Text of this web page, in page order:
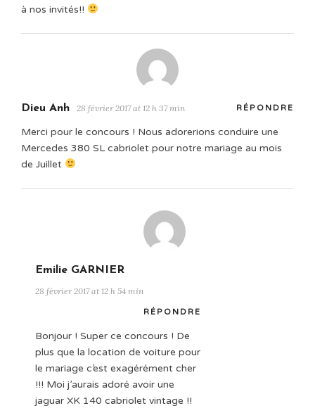
à nos invités!!
Dieu Anh 28 février 2017 at 12 h 37 min RÉPONDRE
Merci pour le concours ! Nous adorerions conduire une
Mercedes 380 SL cabriolet pour notre mariage au mois
de Juillet
Emilie GARNIER
28 février 2017 at 12 h 54 min
RÉPONDRE
Bonjour ! Super ce concours ! De
plus que la location de voiture pour
le mariage c’est exagérément cher
!!! Moi j’aurais adoré avoir une
jaguar XK 140 cabriolet vintage !!